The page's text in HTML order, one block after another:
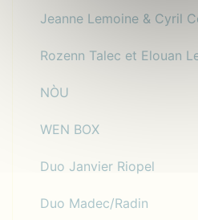
Jeanne Lemoine & Cyril
Rozenn Talec et Elouan
NÒU
WEN BOX
Duo Janvier Riopel
Duo Madec/Radin